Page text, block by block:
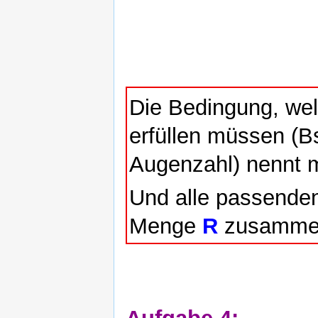
Die Bedingung,
erfüllen müssen
Augenzahl) nennt
Und alle
Menge R